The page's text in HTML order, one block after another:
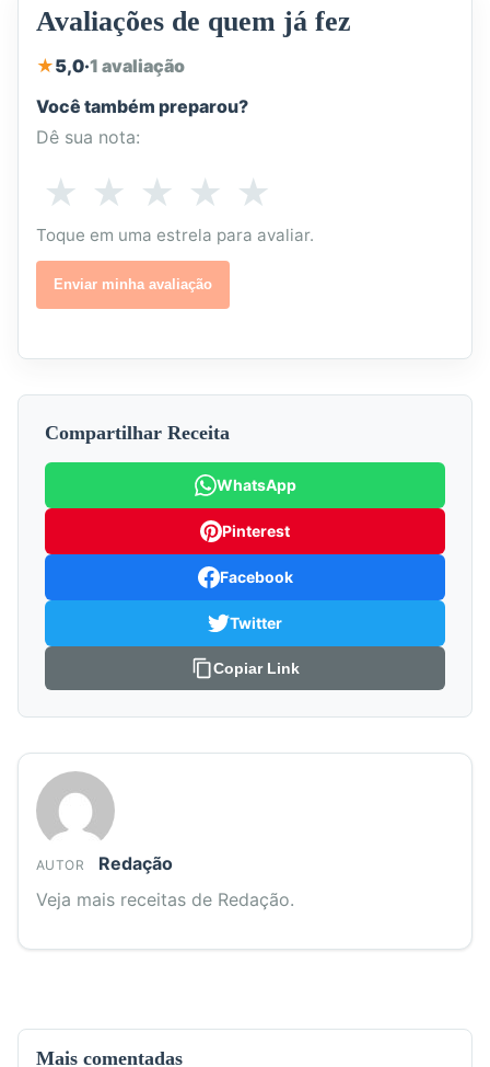
Mais comentadas
Avaliações de quem já fez
★5,0·1 avaliação
Você também preparou?
Dê sua nota:
Como
você
avalia
esta
receita?
★
1
estrela
-
Não
gostei
★
2
estrelas
-
Poderia
melhorar
★
3
estrelas
-
Boa
★
4
estrelas
-
Muito
boa
★
5
estrelas
Toque em uma estrela para avaliar.
Enviar minha avaliação
Compartilhar Receita
WhatsApp
Pinterest
Facebook
Twitter
Copiar Link
AUTOR
Redação
Veja mais receitas de Redação.